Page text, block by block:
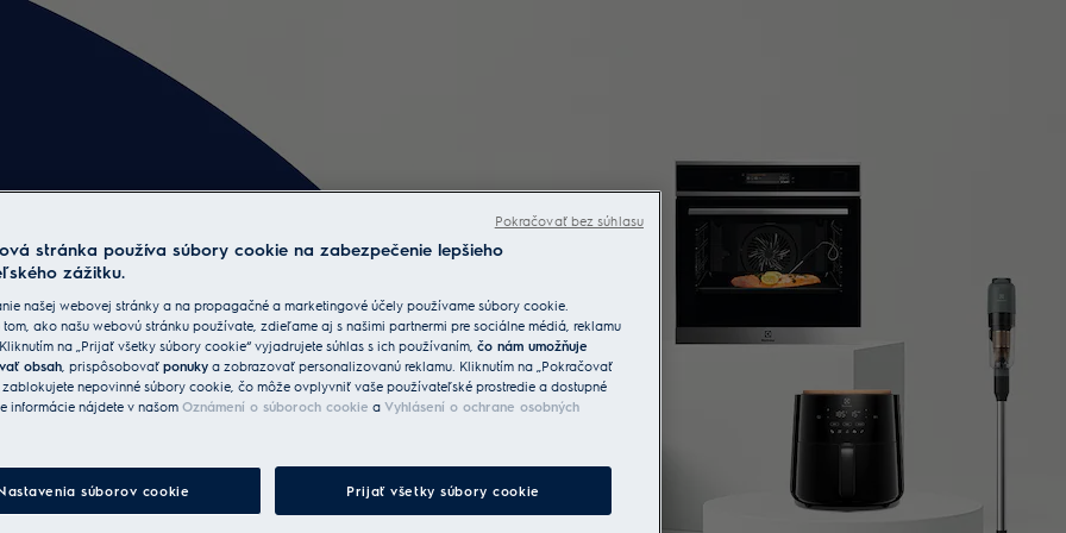
a akcie
stránka používa súbory cookie na zabezpečenie lepšieho
zážitku.
našej webovej stránky a na propagačné a marketingové účely používame súbory cookie.
ako našu webovú stránku používate, zdieľame aj s našimi partnermi pre sociálne médiá, reklamu
na „Prijať všetky súbory cookie“ vyjadrujete súhlas s ich používaním, čo nám umožňuje
obsah , prispôsobovať ponuky a zobrazovať personalizovanú reklamu. Kliknutím na „Pokračovať
nepovinné súbory cookie, čo môže ovplyvniť vaše používateľské prostredie a dostupné
informácie nájdete v našom Oznámení o súboroch cookie a Vyhlásení o ochrane osobných
súborov cookie Prijať všetky súbory cookie
Pokračovať bez súhlasu